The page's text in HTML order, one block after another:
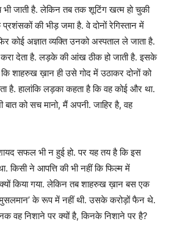
जाती है. लेकिन तब तक शूटिंग खत्म हो चुकी
की भीड़ जमा है. वे दोनों रेगिस्तान में
कोई अज्ञात व्यक्ति उनको अस्पताल ले जाता है.
देता है. लड़के की आंख ठीक हो जाती है. इसके
शाहरुख ख़ान ही उसे गोद में उठाकर दोनों को
है. हालांकि लड़का कहता है कि वह कोई और था.
को सच मानो, मैं अपनी. जाहिर है, वह
सफल भी न हुई हो. पर यह तय है कि इस
किसी ने आपत्ति की भी नहीं कि फिल्म में
किया गया. लेकिन तब शाहरुख ख़ान बस एक
के रूप में नहीं थी. उसके करोड़ों फैन थे.
वह निशाने पर क्यों है, किनके निशाने पर है?